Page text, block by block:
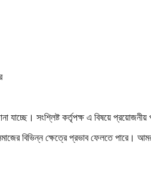
যাচ্ছে। সংশ্লিষ্ট কর্তৃপক্ষ এ বিষয়ে প্রয়োজনীয়
বিভিন্ন ক্ষেত্রে প্রভাব ফেলতে পারে।